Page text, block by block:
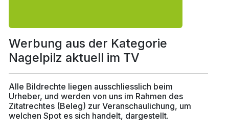
Werbung aus der Kategorie
Nagelpilz aktuell im TV
Alle Bildrechte liegen ausschliesslich beim
Urheber, und werden von uns im Rahmen des
Zitatrechtes (Beleg) zur Veranschaulichung, um
welchen Spot es sich handelt, dargestellt.